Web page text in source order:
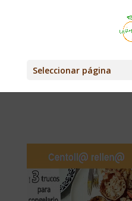
Seleccionar página